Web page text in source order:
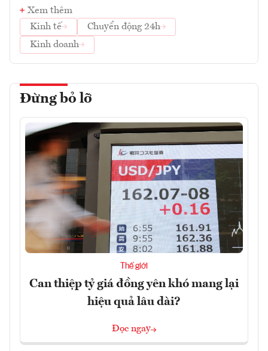
Xem thêm
Kinh tế
Chuyển động 24h
Kinh doanh
Đừng bỏ lỡ
Thế giới
Can thiệp tỷ giá đồng yên khó mang lại
hiệu quả lâu dài?
Đọc ngay